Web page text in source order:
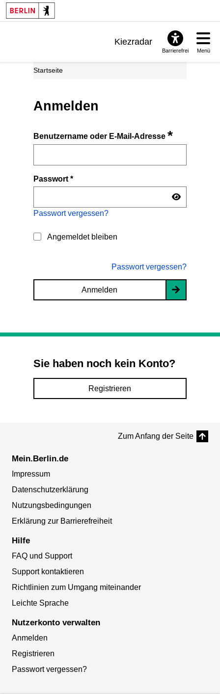
Kiezradar
Barrierefrei Menü
Startseite
Anmelden
Benutzername oder E-Mail-Adresse*
Passwort*
Passwort vergessen?
Angemeldet bleiben
Passwort vergessen?
Anmelden
Sie haben noch kein Konto?
Registrieren
Zum Anfang der Seite
Mein.Berlin.de
Impressum
Datenschutzerklärung
Nutzungsbedingungen
Erklärung zur Barrierefreiheit
Hilfe
FAQ und Support
Support kontaktieren
Richtlinien zum Umgang miteinander
Leichte Sprache
Nutzerkonto verwalten
Anmelden
Registrieren
Passwort vergessen?